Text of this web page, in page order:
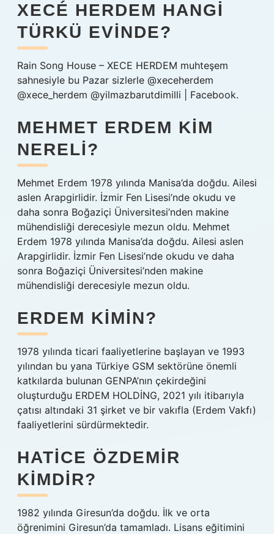
XECÉ HERDEM HANGI
TÜRKÜ EVINDE?
Rain Song House – XECE HERDEM muhteşem
sahnesiyle bu Pazar sizlerle @xeceherdem
@xece_herdem @yilmazbarutdimilli | Facebook.
MEHMET ERDEM KIM
NERELI?
Mehmet Erdem 1978 yılında Manisa’da doğdu. Ailesi
aslen Arapgirlidir. İzmir Fen Lisesi’nde okudu ve
daha sonra Boğaziçi Üniversitesi’nden makine
mühendisliği derecesiyle mezun oldu. Mehmet
Erdem 1978 yılında Manisa’da doğdu. Ailesi aslen
Arapgirlidir. İzmir Fen Lisesi’nde okudu ve daha
sonra Boğaziçi Üniversitesi’nden makine
mühendisliği derecesiyle mezun oldu.
ERDEM KIMIN?
1978 yılında ticari faaliyetlerine başlayan ve 1993
yılından bu yana Türkiye GSM sektörüne önemli
katkılarda bulunan GENPA’nın çekirdeğini
oluşturduğu ERDEM HOLDİNG, 2021 yılı itibarıyla
çatısı altındaki 31 şirket ve bir vakıfla (Erdem Vakfı)
faaliyetlerini sürdürmektedir.
HATICE ÖZDEMIR
KIMDIR?
1982 yılında Giresun’da doğdu. İlk ve orta
öğrenimini Giresun’da tamamladı. Lisans eğitimini